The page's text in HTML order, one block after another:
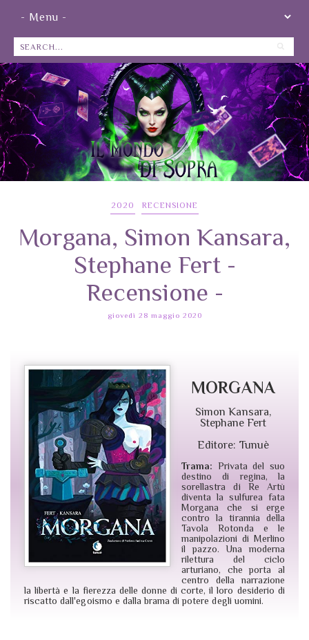
2020 RECENSIONE
Morgana, Simon Kansara,
Stephane Fert -
Recensione -
giovedì 28 maggio 2020
MORGANA
Simon Kansara,
Stephane Fert
Editore: Tunuè
Trama: Privata del suo
destino di regina, la
sorellastra di Re Artù
diventa la sulfurea fata
Morgana che si erge
contro la tirannia della
Tavola Rotonda e le
manipolazioni di Merlino
il pazzo. Una moderna
rilettura del ciclo
arturiano, che porta al
centro della narrazione
la libertà e la fierezza delle donne di corte, il loro desiderio di
riscatto dall'egoismo e dalla brama di potere degli uomini.